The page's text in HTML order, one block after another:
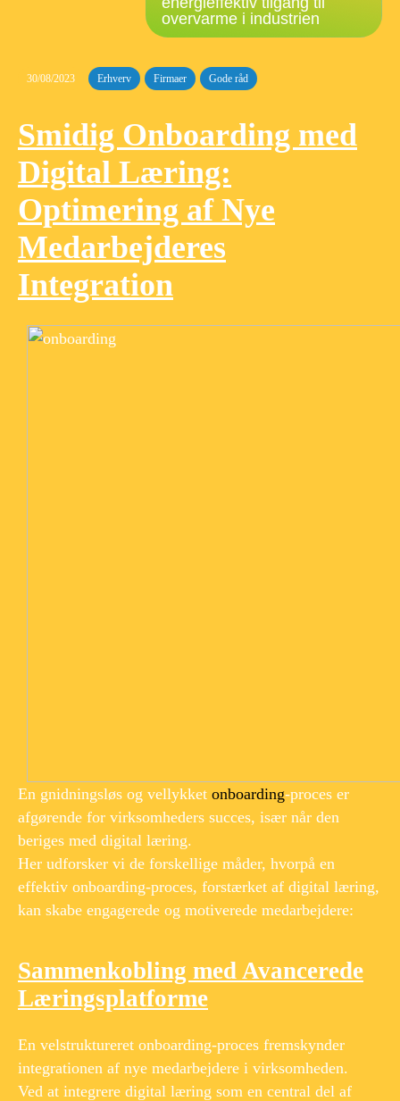
overvarme i industrien
30/08/2023 Erhverv Firmaer Gode råd
Smidig Onboarding med
Digital Læring:
Optimering af Nye
Medarbejderes
Integration
En gnidningsløs og vellykket onboarding-proces er
afgørende for virksomheders succes, især når den
beriges med digital læring.
Her udforsker vi de forskellige måder, hvorpå en
effektiv onboarding-proces, forstærket af digital læring,
kan skabe engagerede og motiverede medarbejdere:
Sammenkobling med Avancerede
Læringsplatforme
En velstruktureret onboarding-proces fremskynder
integrationen af nye medarbejdere i virksomheden.
Ved at integrere digital læring som en central del af